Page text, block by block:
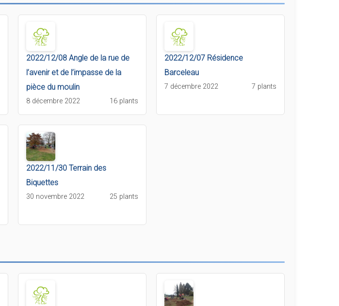
2022/12/08 Angle de la rue de
l’avenir et de l’impasse de la
pièce du moulin
8 décembre 2022 16 plants
2022/12/07 Résidence
Barceleau
7 décembre 2022 7 plants
2022/11/30 Terrain des
Biquettes
30 novembre 2022 25 plants